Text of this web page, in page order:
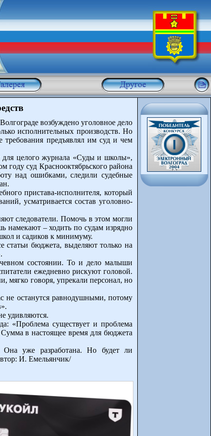
возбуждено уголовное дело
исполнительных производств. Но
предъявлял им суд и чем
для целого журнала «Суды и школы»,
году суд Краснооктябрьского района
над ошибками, следили судебные
пристава-исполнителя, который
усматривается состав уголовно-
следователи. Помочь в этом могли
– ходить по судам изрядно
и садиков к минимуму.
статьи бюджета, выделяют только на
состоянии. То и дело малыши
ежедневно рискуют головой.
мягко говоря, упрекали персонал, но
не останутся равнодушными, потому
удивляются.
«Проблема существует и проблема
в настоящее время для бюджета
Она уже разработана. Но будет ли
И. Емельянчик/